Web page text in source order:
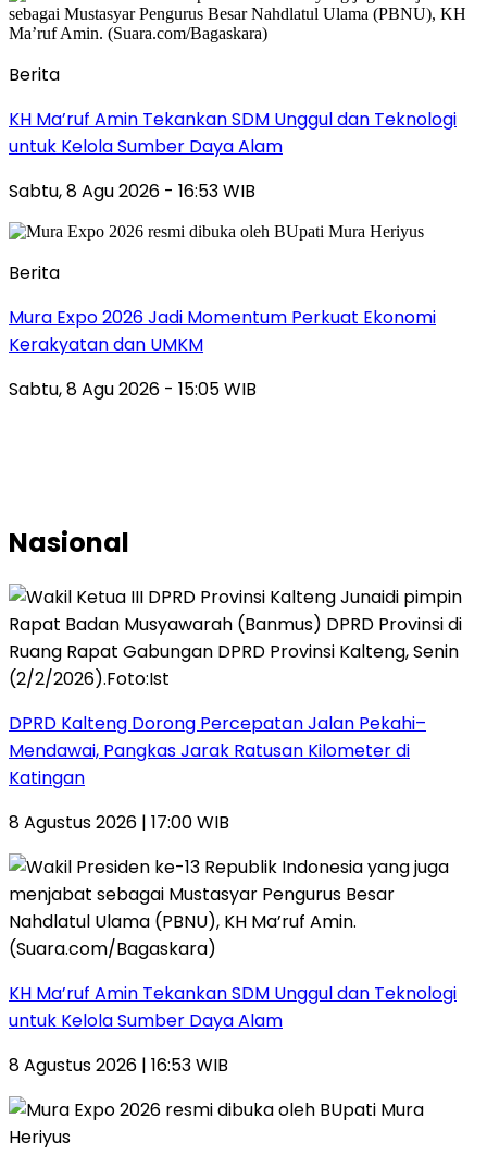
Berita
KH Ma’ruf Amin Tekankan SDM Unggul dan Teknologi
untuk Kelola Sumber Daya Alam
Sabtu, 8 Agu 2026 - 16:53 WIB
Berita
Mura Expo 2026 Jadi Momentum Perkuat Ekonomi
Kerakyatan dan UMKM
Sabtu, 8 Agu 2026 - 15:05 WIB
Nasional
DPRD Kalteng Dorong Percepatan Jalan Pekahi–
Mendawai, Pangkas Jarak Ratusan Kilometer di
Katingan
8 Agustus 2026 | 17:00 WIB
KH Ma’ruf Amin Tekankan SDM Unggul dan Teknologi
untuk Kelola Sumber Daya Alam
8 Agustus 2026 | 16:53 WIB